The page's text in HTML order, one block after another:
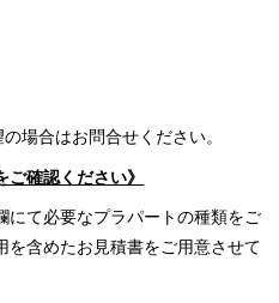
場合はお問合せください。
ご確認ください》
にて必要なプラパートの種類をご
を含めたお見積書をご用意させて